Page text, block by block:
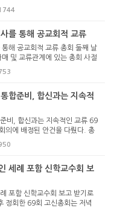
라는 안건이다. 정은석 서기는
와 사회의 많은 부분이 비성경적
를 통해 공교회적 교류
해 공교회적 교류 총회 둘째 날
및 교류관계에 있는 총회 사절
관장 인사 시간이 있었다. 이를
회가 아니라 공교회적 회의임을
합준비, 합신과는 지속적
비, 합신과는 지속적인 교류 69
의에 배정된 안건을 다뤘다. 총
와의 교류추진위원회’를 ‘순장
명칭 변경 청원 ...
세례 포함 신학교수회 보
포함 신학교수회 보고 받기로
정회한 69회 고신총회는 저녁